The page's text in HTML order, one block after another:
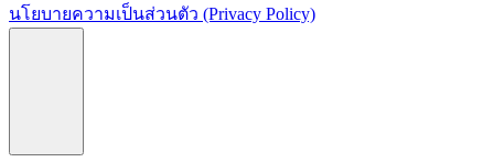
นโยบายความเป็นส่วนตัว (Privacy Policy)